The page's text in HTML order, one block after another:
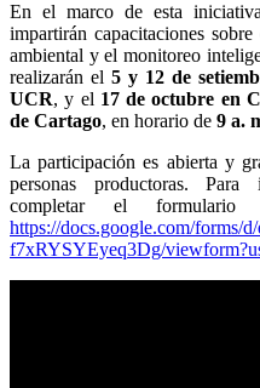
En el marco de esta
impartirán capacitaciones
ambiental y el monitoreo
realizarán el 5 y 12 de
UCR, y el 17 de octubre en
de Cartago, en horario de 9 a.
La participación es abierta y
personas productoras.
completar el formulario
https://docs.google.com/
f7xRYSYEyeq3Dg/